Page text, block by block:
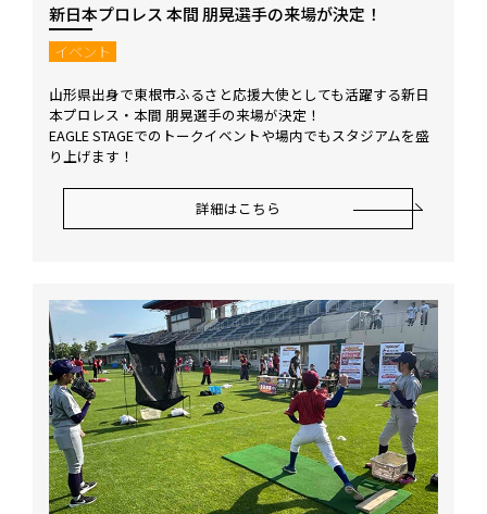
新日本プロレス 本間 朋晃選手の来場が決定！
イベント
山形県出身で東根市ふるさと応援大使としても活躍する新日
本プロレス・本間 朋晃選手の来場が決定！
EAGLE STAGEでのトークイベントや場内でもスタジアムを盛
り上げます！
詳細はこちら